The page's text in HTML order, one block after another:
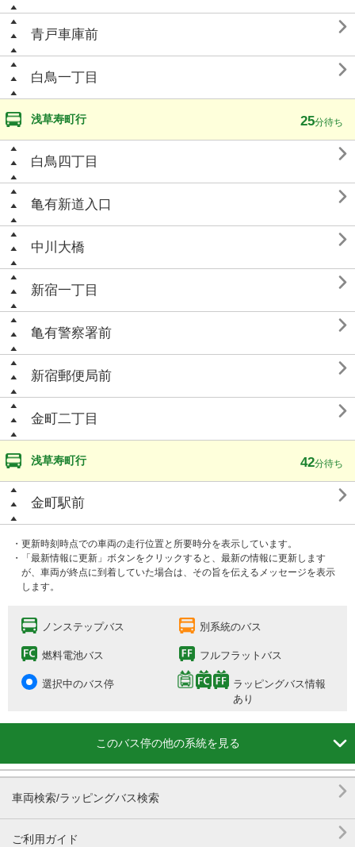
青戸車庫前 
白鳥一丁目 
浅草寿町行 25分待ち
白鳥四丁目 
亀有新道入口 
中川大橋 
新宿一丁目 
亀有警察署前 
新宿郵便局前 
金町二丁目 
浅草寿町行 42分待ち
金町駅前 
・更新時刻時点での車両の走行位置と所要時分を表示しています。
・「最新情報に更新」ボタンをクリックすると、最新の情報に更新します
が、車両が終点に到着していた場合は、その旨を伝えるメッセージを表示
します。
ノンステップバス 別系統のバス
燃料電池バス フルフラットバス
選択中のバス停
ラッピングバス情報
あり
このバス停の他の系統を見る 
車両検索/ラッピングバス検索 
ご利用ガイド 